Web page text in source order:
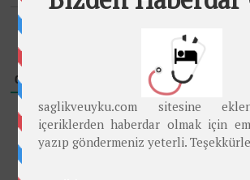
Please login to comment
0